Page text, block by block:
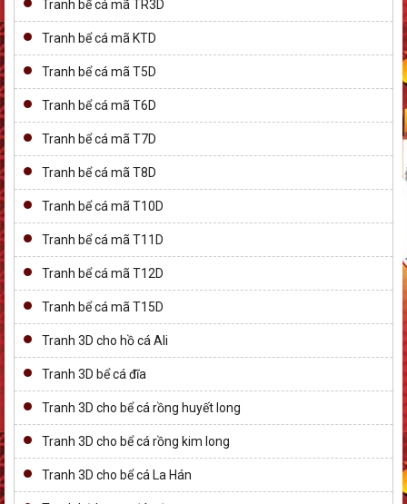
Tranh bể cá mã TR3D
Tranh bể cá mã KTD
Tranh bể cá mã T5D
Tranh bể cá mã T6D
Tranh bể cá mã T7D
Tranh bể cá mã T8D
Tranh bể cá mã T10D
Tranh bể cá mã T11D
Tranh bể cá mã T12D
Tranh bể cá mã T15D
Tranh 3D cho hồ cá Ali
Tranh 3D bể cá đĩa
Tranh 3D cho bể cá rồng huyết long
Tranh 3D cho bể cá rồng kim long
Tranh 3D cho bể cá La Hán